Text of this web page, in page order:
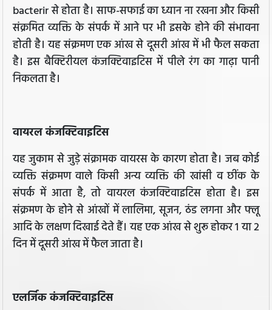
bacterir से होता है। साफ-सफाई का ध्यान ना रखना और किसी
संक्रमित व्यक्ति के संपर्क में आने पर भी इसके होने की संभावना
होती है। यह संक्रमण एक आंख से दूसरी आंख में भी फैल सकता
है। इस बैक्टिरीयल कंजक्टिवाइटिस में पीले रंग का गाढ़ा पानी
निकलता है।
वायरल कंजक्टिवाइटिस
यह जुकाम से जुड़े संक्रामक वायरस के कारण होता है। जब कोई
व्यक्ति संक्रमण वाले किसी अन्य व्यक्ति की खांसी व छींक के
संपर्क में आता है, तो वायरल कंजक्टिवाइटिस होता है। इस
संक्रमण के होने से आंखों में लालिमा, सूजन, ठंड लगना और फ्लू
आदि के लक्षण दिखाई देते हैं। यह एक आंख से शुरू होकर 1 या 2
दिन में दूसरी आंख में फैल जाता है।
एलर्जिक कंजक्टिवाइटिस